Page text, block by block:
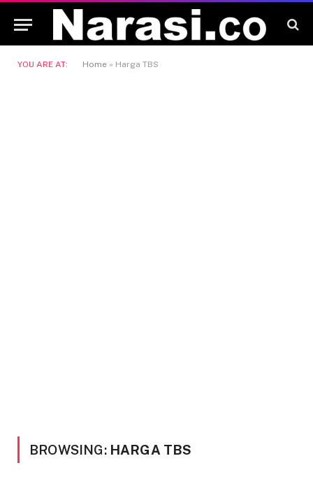
YOU ARE AT: Home » Harga TBS
BROWSING: HARGA TBS